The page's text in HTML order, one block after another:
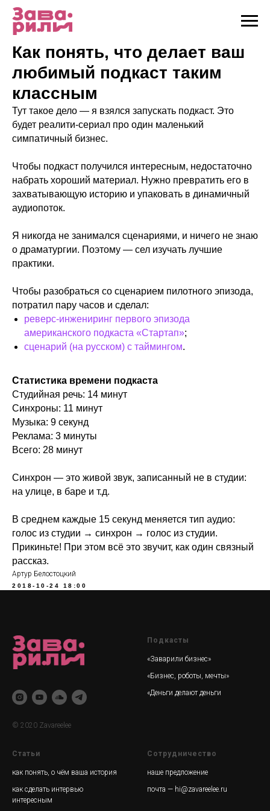
Как понять, что делает ваш
любимый подкаст таким
классным
Тут такое дело — я взялся запускать подкаст. Это
будет реалити-сериал про один маленький
симпатичный бизнес.
Чтобы подкаст получился интересным, недостаточно
набрать хороший материал. Нужно превратить его в
захватывающую историю и упаковать в динамичный
аудиопоток.
Я никогда не занимался сценариями, и ничего не знаю
о драматургии. Поэтому — сел изучать лучшие
практики.
Чтобы разобраться со сценарием пилотного эпизода,
потратил пару часов и сделал:
реверс-инжениринг первого эпизода
американского подкаста «Стартап»;
сценарий (на русском) с таймингом.
Статистика времени подкаста
Студийная речь: 14 минут
Синхроны: 11 минут
Музыка: 9 секунд
Реклама: 3 минуты
Всего: 28 минут
Синхрон — это живой звук, записанный не в студии:
на улице, в баре и т.д.
В среднем каждые 15 секунд меняется тип аудио:
голос из студии → синхрон → голос из студии.
Прикиньте! При этом всё это звучит, как один связный
рассказ.
Артур Белостоцкий
2018-10-24 18:00
© 2020 Zavareelee
Подкасты
«Заварили бизнес»
«Бизнес, роботы, мечты»
«Деньги делают деньги
Статьи
как понять, о чём ваша история
как сделать интервью
интересным
Сотрудничество
наше предложение
почта — hi@zavareelee.ru